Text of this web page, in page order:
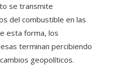
se transmite
del combustible en las
esta forma, los
terminan percibiendo
geopolíticos.